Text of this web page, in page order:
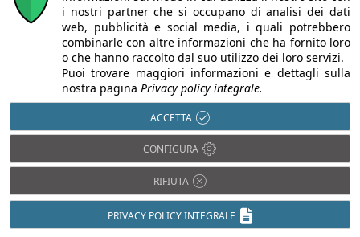
Antisismica
Barriere
Architettoniche
BIM
Domotica
energetica
Isolamento acustico
Isolamento termico
Luce in Architettura
Prevenzione
incendi
Restauro e
Ristrutturazioni
Sostenibilità e
Bioedilizia
i nostri partner che si occupano di analisi dei dati
web, pubblicità e social media, i quali potrebbero
combinarle con altre informazioni che ha fornito loro
o che hanno raccolto dal suo utilizzo dei loro servizi.
Puoi trovare maggiori informazioni e dettagli sulla
nostra pagina Privacy policy integrale.
ACCETTA
CONFIGURA
RIFIUTA
PRIVACY POLICY INTEGRALE